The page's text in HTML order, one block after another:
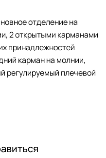
отделение на
2 открытыми карманами
принадлежностей
карман на молнии,
регулируемый плечевой